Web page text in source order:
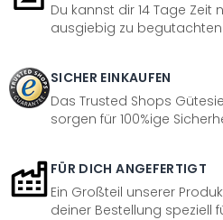
Du kannst dir 14 Tage Zeit
ausgiebig zu begutachten.
SICHER EINKAUFEN
Das Trusted Shops
sorgen für 100%ige
FÜR DICH ANGEFERTIGT
Ein Großteil unserer
deiner Bestellung speziell